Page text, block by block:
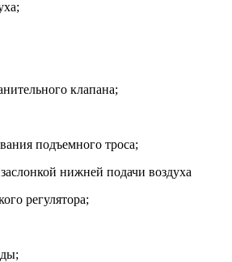
клапана;
подъемного троса;
нижней подачи воздуха
регулятора;